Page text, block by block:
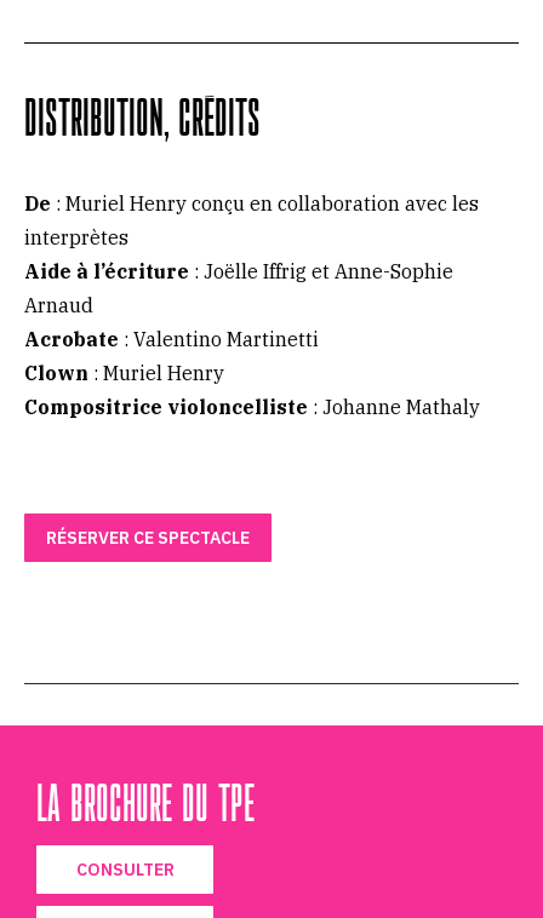
DISTRIBUTION, CRÉDITS
De : Muriel Henry conçu en collaboration avec les
interprètes
Aide à l’écriture : Joëlle Iffrig et Anne-Sophie
Arnaud
Acrobate : Valentino Martinetti
Clown : Muriel Henry
Compositrice violoncelliste : Johanne Mathaly
RÉSERVER CE SPECTACLE
LA BROCHURE DU TPE
CONSULTER